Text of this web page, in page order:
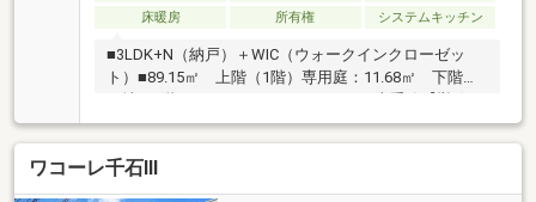
床暖房 所有権 システムキッチン
■3LDK+N（納戸）＋WIC（ウォークインクローゼッ
ト）■89.15㎡ 上階（1階）専用庭：11.68㎡ 下階
（地下1階）ライトヤード：7.89㎡■JR山手線【巣鴨
駅】徒歩5分■南東向き■2008年10月築 東京建物株式
会社分譲-充実の共用施設- ・コンシェルジュサービ
ス ・ダブルオートロックシステム ・24時間セキ
ュリティシステム-住戸の特徴・設備・仕様- ・TES
ワコーレ千石Ⅲ